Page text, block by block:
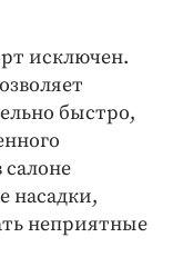
исключен.
быстро,
насадки,
неприятные